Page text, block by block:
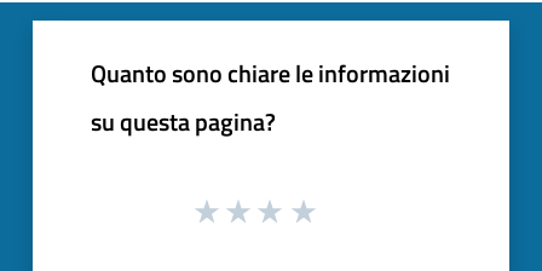
Quanto sono chiare le informazioni
su questa pagina?